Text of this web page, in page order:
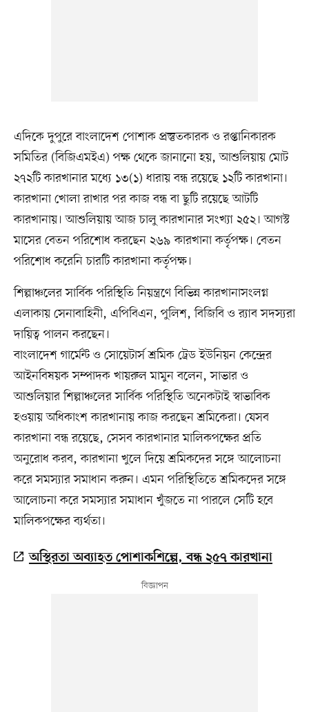
এদিকে দুপুরে বাংলাদেশ পোশাক প্রস্তুতকারক ও রপ্তানিকারক
সমিতির (বিজিএমইএ) পক্ষ থেকে জানানো হয়, আশুলিয়ায় মোট
২৭২টি কারখানার মধ্যে ১৩(১) ধারায় বন্ধ রয়েছে ১২টি কারখানা।
কারখানা খোলা রাখার পর কাজ বন্ধ বা ছুটি রয়েছে আটটি
কারখানায়। আশুলিয়ায় আজ চালু কারখানার সংখ্যা ২৫২। আগস্ট
মাসের বেতন পরিশোধ করছেন ২৬৯ কারখানা কর্তৃপক্ষ। বেতন
পরিশোধ করেনি চারটি কারখানা কর্তৃপক্ষ।
শিল্পাঞ্চলের সার্বিক পরিস্থিতি নিয়ন্ত্রণে বিভিন্ন কারখানাসংলগ্ন
এলাকায় সেনাবাহিনী, এপিবিএন, পুলিশ, বিজিবি ও র‍্যাব সদস্যরা
দায়িত্ব পালন করছেন।
বাংলাদেশ গার্মেন্ট ও সোয়েটার্স শ্রমিক ট্রেড ইউনিয়ন কেন্দ্রের
আইনবিষয়ক সম্পাদক খায়রুল মামুন বলেন, সাভার ও
আশুলিয়ার শিল্পাঞ্চলের সার্বিক পরিস্থিতি অনেকটাই স্বাভাবিক
হওয়ায় অধিকাংশ কারখানায় কাজ করছেন শ্রমিকেরা। যেসব
কারখানা বন্ধ রয়েছে, সেসব কারখানার মালিকপক্ষের প্রতি
অনুরোধ করব, কারখানা খুলে দিয়ে শ্রমিকদের সঙ্গে আলোচনা
করে সমস্যার সমাধান করুন। এমন পরিস্থিতিতে শ্রমিকদের সঙ্গে
আলোচনা করে সমস্যার সমাধান খুঁজতে না পারলে সেটি হবে
মালিকপক্ষের ব্যর্থতা।
অস্থিরতা অব্যাহত পোশাকশিল্পে, বন্ধ ২৫৭ কারখানা